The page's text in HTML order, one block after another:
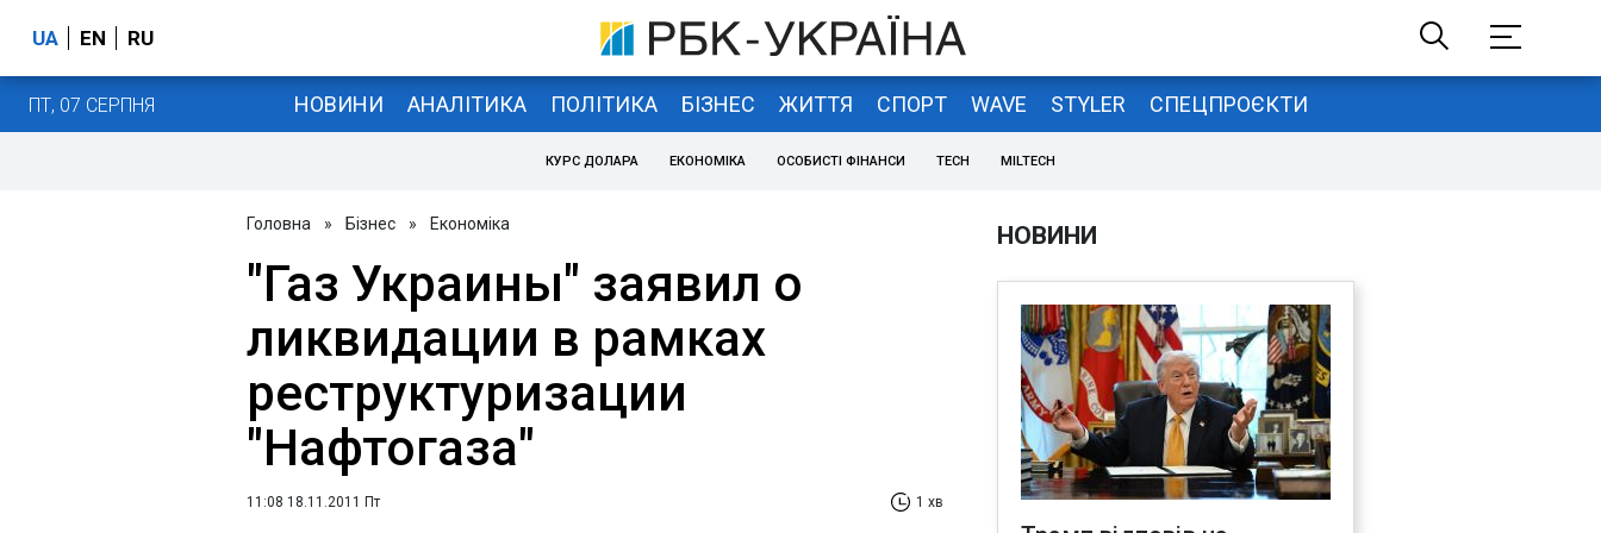
UA EN RU
ПТ, 07 СЕРПНЯ НОВИНИ АНАЛІТИКА ПОЛІТИКА БІЗНЕС ЖИТТЯ СПОРТ WAVE STYLER СПЕЦПРОЄКТИ
КУРС ДОЛАРА ЕКОНОМІКА ОСОБИСТІ ФІНАНСИ TECH MILTECH
Головна » Бізнес » Економіка
"Газ Украины" заявил о
ликвидации в рамках
реструктуризации
"Нафтогаза"
11:08 18.11.2011 Пт 1 хв
НОВИНИ